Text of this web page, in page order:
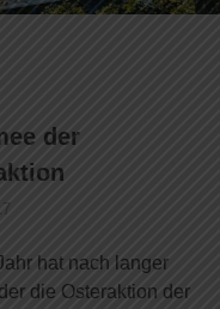
der
hat nach langer
die Osteraktion der